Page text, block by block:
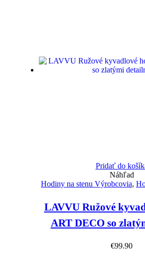
Pridať do
Náhľad
Hodiny na stenu Výrobcovia,
LAVVU Ružové
ART DECO so
€99.90